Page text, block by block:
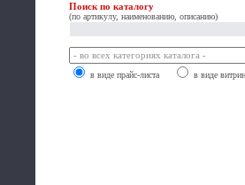
Поиск по каталогу
(по артикулу, наименованию, описанию)
в виде прайс-листа в виде